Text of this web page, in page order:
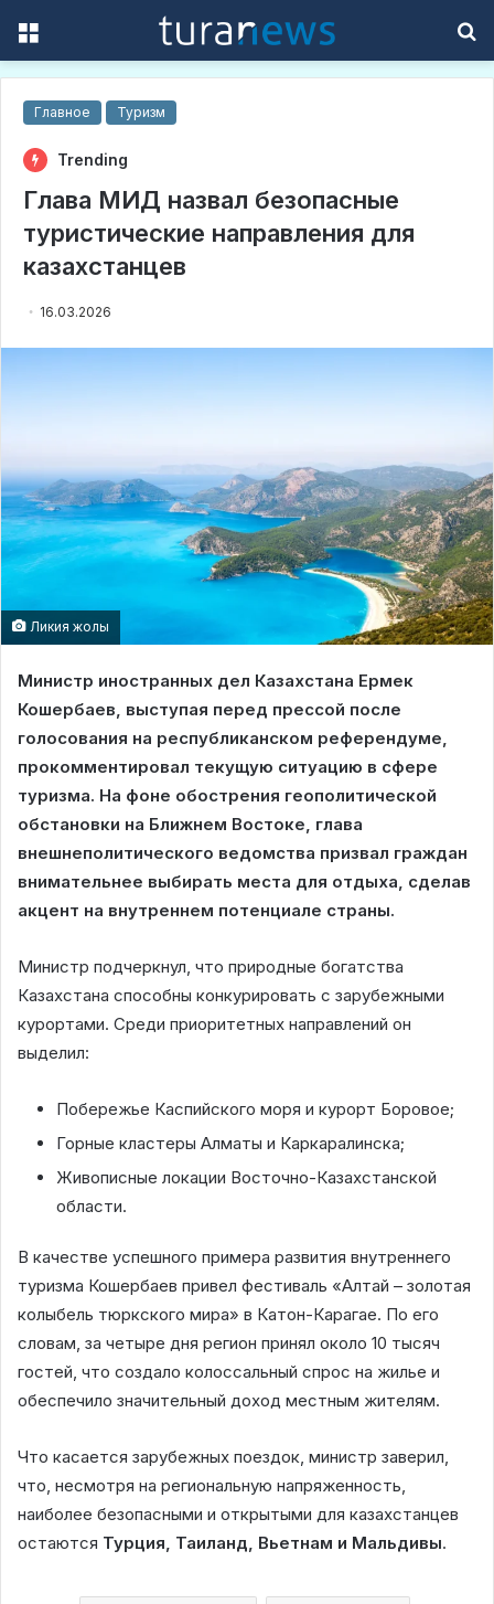
Главное Туризм
Trending
Глава МИД назвал безопасные
туристические направления для
казахстанцев
16.03.2026
Ликия жолы
Министр иностранных дел Казахстана Ермек
Кошербаев, выступая перед прессой после
голосования на республиканском референдуме,
прокомментировал текущую ситуацию в сфере
туризма. На фоне обострения геополитической
обстановки на Ближнем Востоке, глава
внешнеполитического ведомства призвал граждан
внимательнее выбирать места для отдыха, сделав
акцент на внутреннем потенциале страны.
Министр подчеркнул, что природные богатства
Казахстана способны конкурировать с зарубежными
курортами. Среди приоритетных направлений он
выделил:
Побережье Каспийского моря и курорт Боровое;
Горные кластеры Алматы и Каркаралинска;
Живописные локации Восточно-Казахстанской
области.
В качестве успешного примера развития внутреннего
туризма Кошербаев привел фестиваль «Алтай – золотая
колыбель тюркского мира» в Катон-Карагае. По его
словам, за четыре дня регион принял около 10 тысяч
гостей, что создало колоссальный спрос на жилье и
обеспечило значительный доход местным жителям.
Что касается зарубежных поездок, министр заверил,
что, несмотря на региональную напряженность,
наиболее безопасными и открытыми для казахстанцев
остаются Турция, Таиланд, Вьетнам и Мальдивы.